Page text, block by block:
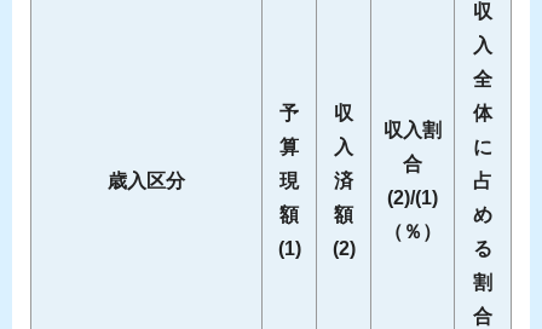
歳入区分
予
算
現
額
(1)
収
入
済
額
(2)
収入割
合
(2)/(1)
（％）
収
入
全
体
に
占
め
る
割
合